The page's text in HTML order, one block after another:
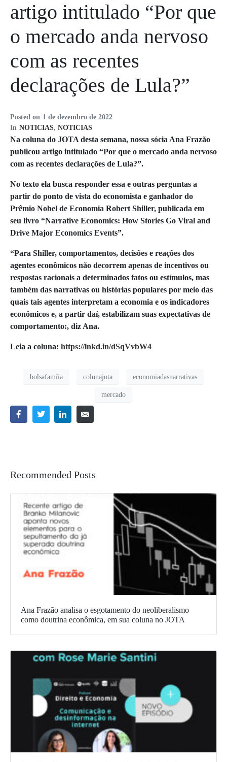
Posted on 1 de dezembro de 2022
In NOTICIAS, NOTICIAS
artigo intitulado “Por que
o mercado anda nervoso
com as recentes
declarações de Lula?”
Na coluna do JOTA desta semana, nossa sócia Ana Frazão
publicou artigo intitulado “Por que o mercado anda nervoso
com as recentes declarações de Lula?”.
No texto ela busca responder essa e outras perguntas a
partir do ponto de vista do economista e ganhador do
Prêmio Nobel de Economia Robert Shiller, publicada em
seu livro “Narrative Economics: How Stories Go Viral and
Drive Major Economics Events”.
“Para Shiller, comportamentos, decisões e reações dos
agentes econômicos não decorrem apenas de incentivos ou
respostas racionais a determinados fatos ou estímulos, mas
também das narrativas ou histórias populares por meio das
quais tais agentes interpretam a economia e os indicadores
econômicos e, a partir daí, estabilizam suas expectativas de
comportamento:, diz Ana.
Leia a coluna: https://lnkd.in/dSqVvbW4
bolsafamíia colunajota economiadasnarrativas
mercado
Recommended Posts
Ana Frazão analisa o esgotamento do neoliberalismo
como doutrina econômica, em sua coluna no JOTA